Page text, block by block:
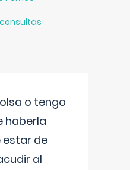
o tengo
haberla
de
al